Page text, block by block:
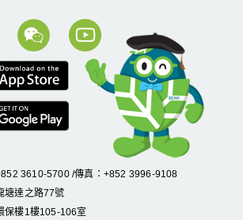
3610-5700 /傳真：+852 3996-9108
塘達之路77號
保樓1樓105-106室